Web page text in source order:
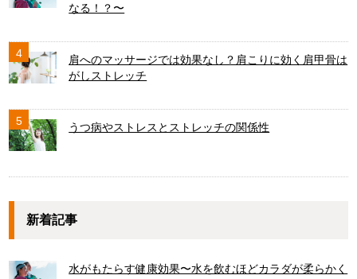
なる！？〜
4
肩へのマッサージでは効果なし？肩こりに効く肩甲骨は
がしストレッチ
5 うつ病やストレスとストレッチの関係性
新着記事
水がもたらす健康効果〜水を飲むほどカラダが柔らかく